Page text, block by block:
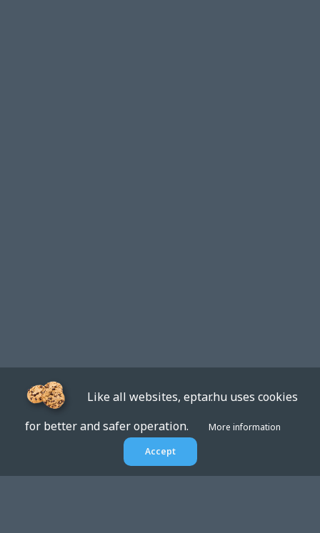
Like all websites, eptar.hu uses cookies
for better and safer operation.
More information
Accept